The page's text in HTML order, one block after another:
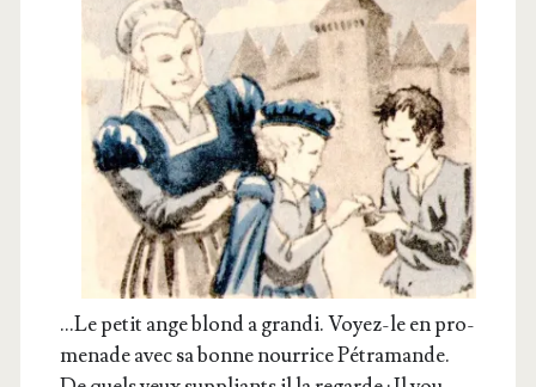
…Le petit ange blond a gran­di. Voyez-le en pro­
me­nade avec sa bonne nour­rice Pétra­mande.